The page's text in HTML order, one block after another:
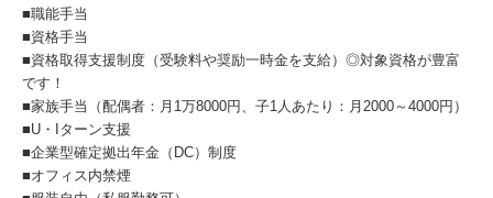
■職能手当
■資格手当
■資格取得支援制度（受験料や奨励一時金を支給）◎対象資格が豊富
です！
■家族手当（配偶者：月1万8000円、子1人あたり：月2000～4000円）
■U・Iターン支援
■企業型確定拠出年金（DC）制度
■オフィス内禁煙